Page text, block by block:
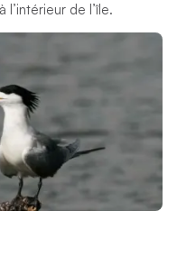
l’intérieur de l’île.